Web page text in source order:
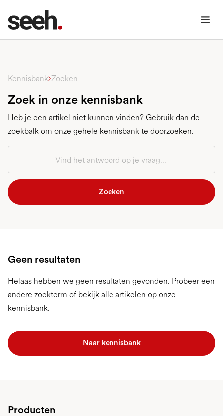
Kennisbank Zoeken
Zoek in onze kennisbank
Heb je een artikel niet kunnen vinden? Gebruik dan de
zoekbalk om onze gehele kennisbank te doorzoeken.
Geen resultaten
Helaas hebben we geen resultaten gevonden. Probeer een
andere zoekterm of bekijk alle artikelen op onze
kennisbank.
Naar kennisbank
Producten